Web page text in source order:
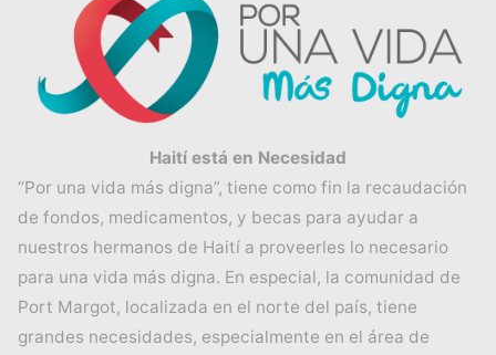
Haití está en Necesidad
“Por una vida más digna”, tiene como fin la recaudación
de fondos, medicamentos, y becas para ayudar a
nuestros hermanos de Haití a proveerles lo necesario
para una vida más digna. En especial, la comunidad de
Port Margot, localizada en el norte del país, tiene
grandes necesidades, especialmente en el área de